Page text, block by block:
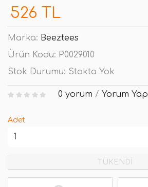
526 TL
Marka: Beeztees
Ürün Kodu: P0029010
Stok Durumu: Stokta Yok
0 yorum / Yorum Yap
Adet
TÜKENDİ